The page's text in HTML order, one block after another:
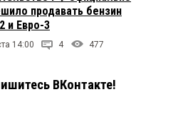
продавать бензин
и Евро-3
14:00 4 477
ВКонтакте!